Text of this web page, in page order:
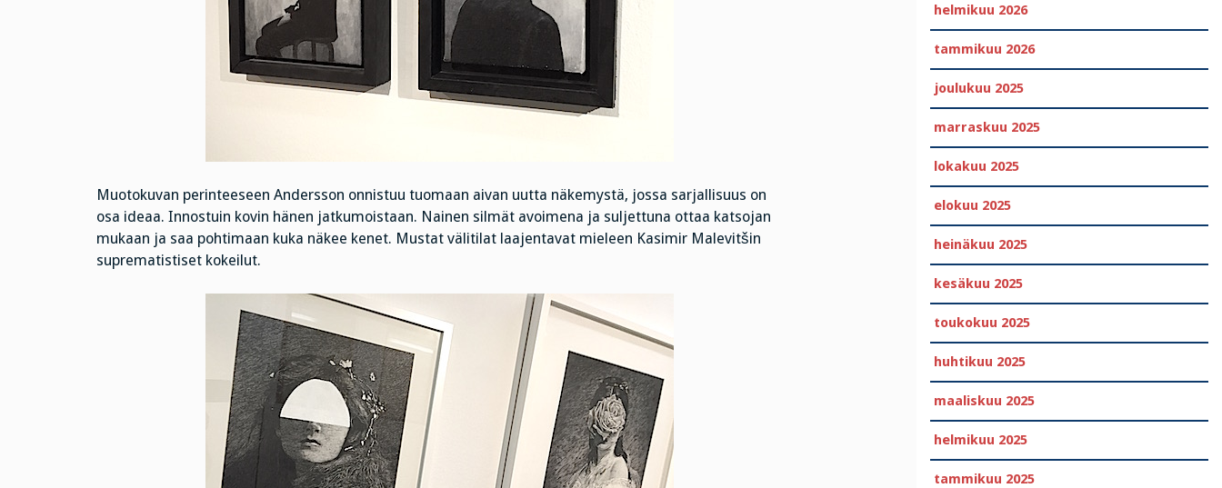
Muotokuvan perinteeseen Andersson onnistuu tuomaan aivan uutta näkemystä, jossa sarjallisuus on
osa ideaa. Innostuin kovin hänen jatkumoistaan. Nainen silmät avoimena ja suljettuna ottaa katsojan
mukaan ja saa pohtimaan kuka näkee kenet. Mustat välitilat laajentavat mieleen Kasimir Malevitšin
suprematistiset kokeilut.
helmikuu 2026
tammikuu 2026
joulukuu 2025
marraskuu 2025
lokakuu 2025
elokuu 2025
heinäkuu 2025
kesäkuu 2025
toukokuu 2025
huhtikuu 2025
maaliskuu 2025
helmikuu 2025
tammikuu 2025